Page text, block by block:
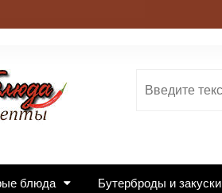
блюда Бутерброды и закуски